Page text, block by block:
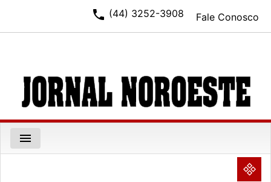
Fale Conosco
phone (44) 3252-3908
menu
NULL